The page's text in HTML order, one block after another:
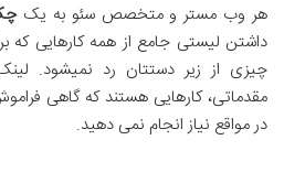
هر وب مستر و متخصص سئو به یک
داشتن لیستی جامع از همه کارهایی که
چیزی از زیر دستتان رد نمیشود.
مقدماتی، کارهایی هستند که گاهی
در مواقع نیاز انجام نمی دهید.